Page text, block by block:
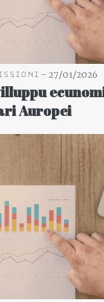
-27/01/2026
Auropei